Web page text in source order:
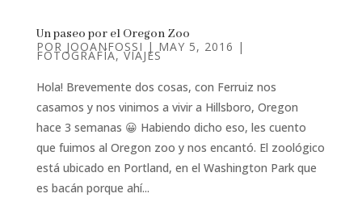
Un paseo por el Oregon Zoo
POR JOOANFOSSI | MAY 5, 2016 |
FOTOGRAFÍA,VIAJES
Hola! Brevemente dos cosas, con Ferruiz nos
casamos y nos vinimos a vivir a Hillsboro, Oregon
hace 3 semanas 😀 Habiendo dicho eso, les cuento
que fuimos al Oregon zoo y nos encantó. El zoológico
está ubicado en Portland, en el Washington Park que
es bacán porque ahí...